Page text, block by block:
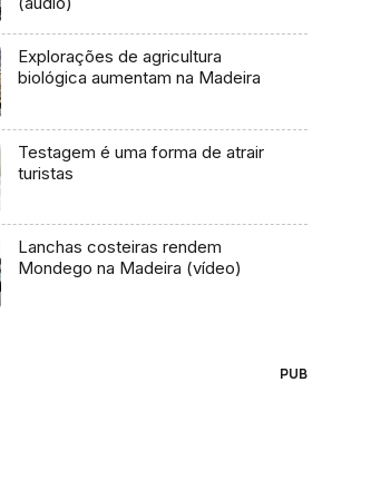
Explorações de agricultura
biológica aumentam na Madeira
Testagem é uma forma de atrair
turistas
Lanchas costeiras rendem
Mondego na Madeira (vídeo)
PUB